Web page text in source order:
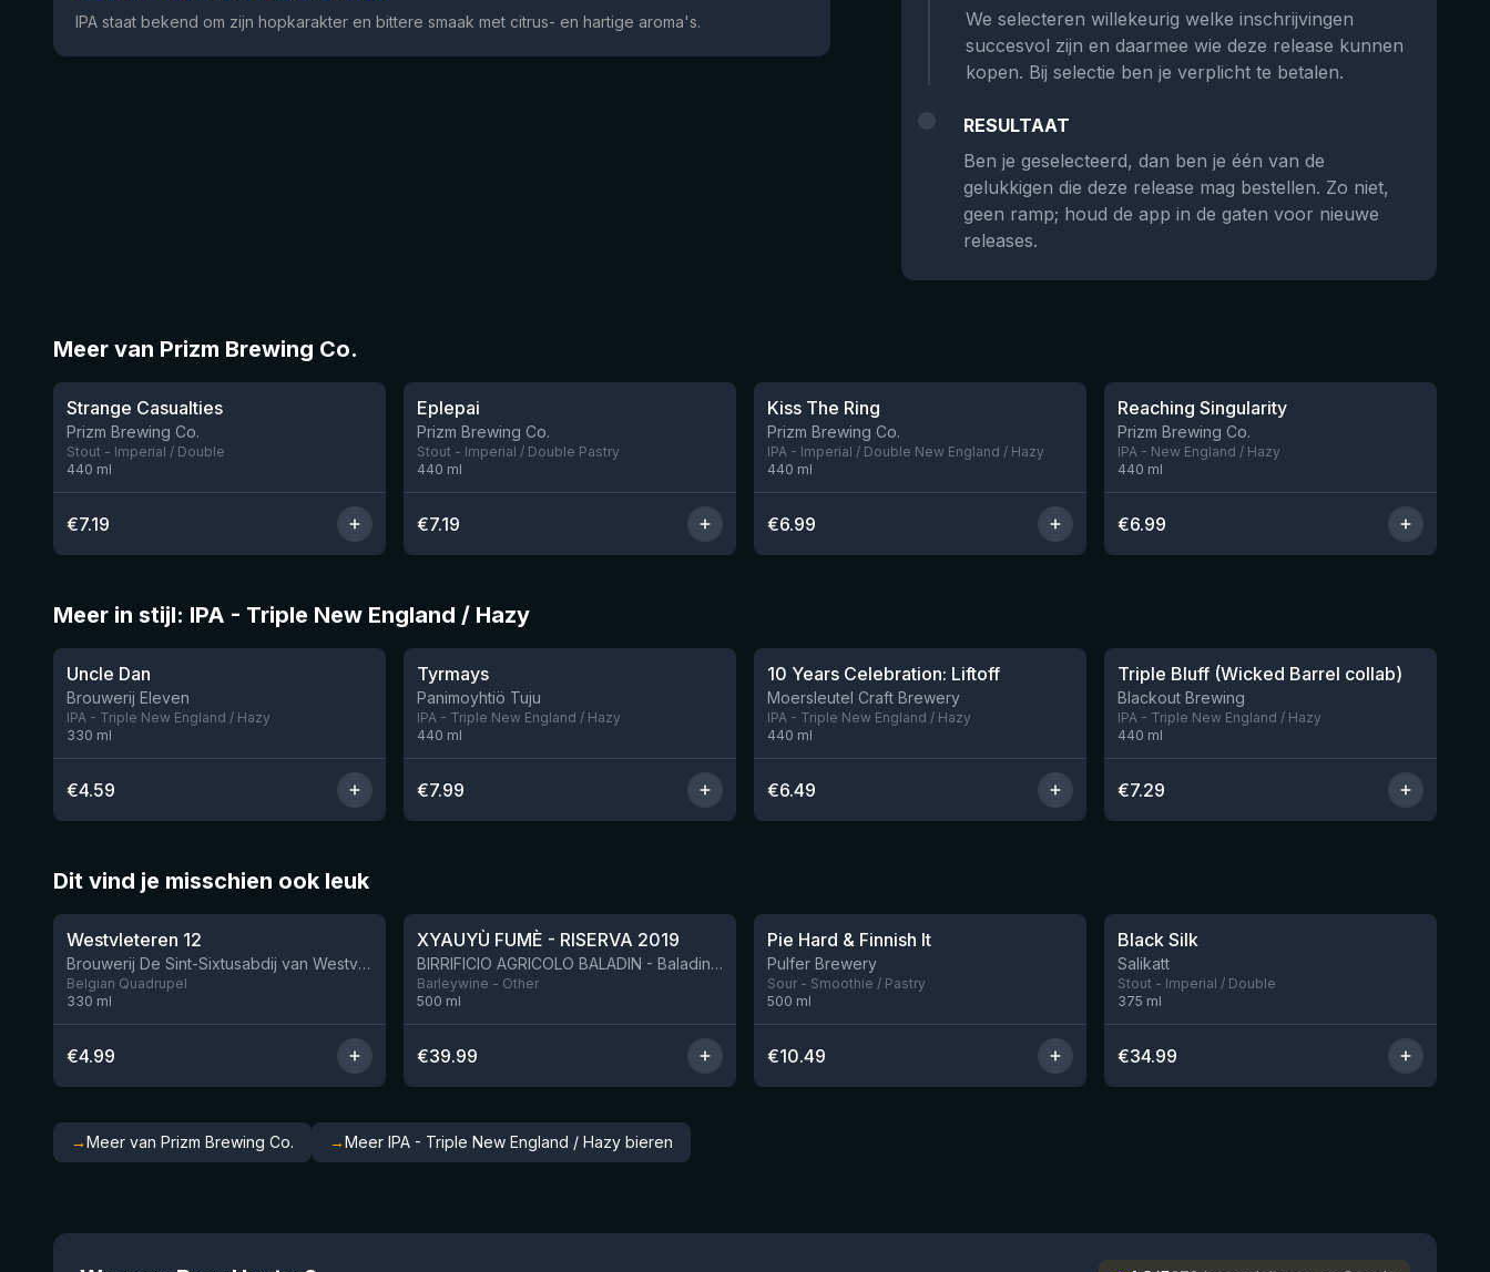
IPA staat bekend om zijn hopkarakter en bittere smaak met citrus- en hartige aroma's.
We selecteren willekeurig welke inschrijvingen
succesvol zijn en daarmee wie deze release kunnen
kopen. Bij selectie ben je verplicht te betalen.
RESULTAAT
Ben je geselecteerd, dan ben je één van de
gelukkigen die deze release mag bestellen. Zo niet,
geen ramp; houd de app in de gaten voor nieuwe
releases.
Meer van Prizm Brewing Co.
★4.09
Strange Casualties
Prizm Brewing Co.
Stout - Imperial / Double
440 ml
€7.19
Eplepai
Prizm Brewing Co.
Stout - Imperial / Double Pastry
440 ml
€7.19
Kiss The Ring
Prizm Brewing Co.
IPA - Imperial / Double New England / Hazy
440 ml
€6.99
Reaching Singularity
Prizm Brewing Co.
IPA - New England / Hazy
440 ml
€6.99
Meer in stijl: IPA - Triple New England / Hazy
★3.85
Uncle Dan
Brouwerij Eleven
IPA - Triple New England / Hazy
330 ml
€4.59
★3.96
Tyrmays
Panimoyhtiö Tuju
IPA - Triple New England / Hazy
440 ml
€7.99
10 Years Celebration: Liftoff
Moersleutel Craft Brewery
IPA - Triple New England / Hazy
440 ml
€6.49
Nog 4
Triple Bluff (Wicked Barrel collab)
Blackout Brewing
IPA - Triple New England / Hazy
440 ml
€7.29
Dit vind je misschien ook leuk
★4.46
Westvleteren 12
Brouwerij De Sint-Sixtusabdij van Westvleteren
Belgian Quadrupel
330 ml
€4.99
XYAUYÙ FUMÈ - RISERVA 2019
BIRRIFICIO AGRICOLO BALADIN - Baladin Indipendente Italian Farm Brewery
Barleywine - Other
500 ml
€39.99
Pie Hard & Finnish It
Pulfer Brewery
Sour - Smoothie / Pastry
500 ml
€10.49
Black Silk
Salikatt
Stout - Imperial / Double
375 ml
€34.99
→Meer van Prizm Brewing Co. →Meer IPA - Triple New England / Hazy bieren